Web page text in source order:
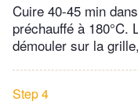
Cuire 40-45 min
préchauffé à 180°C.
démouler sur la
Step 4